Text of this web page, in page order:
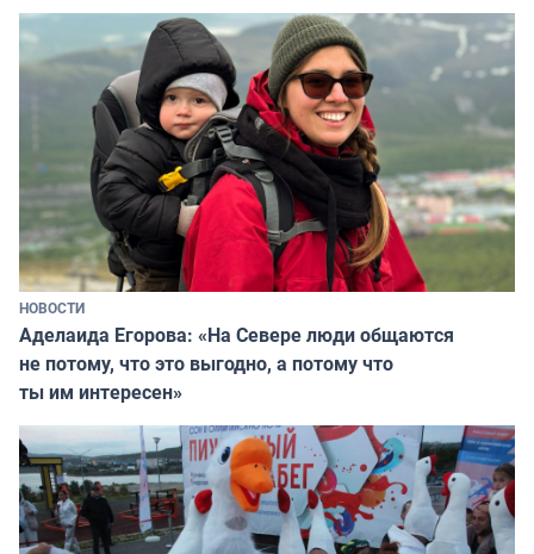
НОВОСТИ
Аделаида Егорова: «На Севере люди общаются
не потому, что это выгодно, а потому что
ты им интересен»